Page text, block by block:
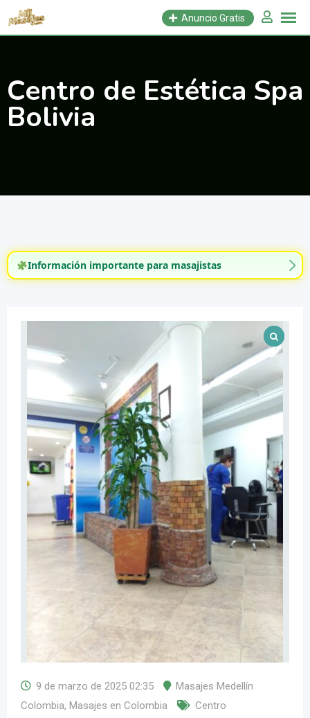
Saltar
Anuncio Gratis
Centro de Estética Spa
Bolivia
Información importante para masajistas
9 de marzo de 2025 02:35
Masajes Medellín
Colombia, Masajes en Colombia
Centro